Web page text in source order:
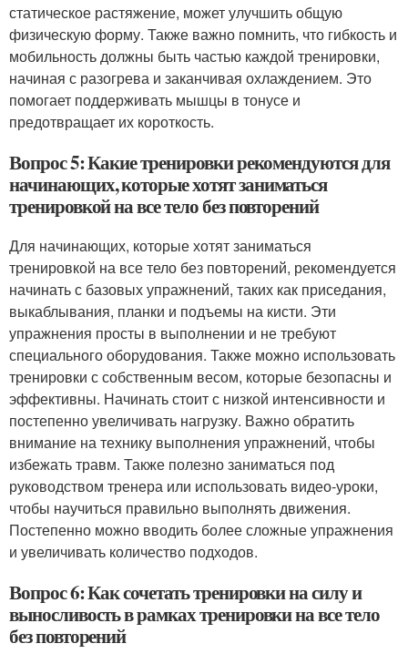
статическое растяжение, может улучшить общую
физическую форму. Также важно помнить, что гибкость и
мобильность должны быть частью каждой тренировки,
начиная с разогрева и заканчивая охлаждением. Это
помогает поддерживать мышцы в тонусе и
предотвращает их короткость.
Вопрос 5: Какие тренировки рекомендуются для
начинающих, которые хотят заниматься
тренировкой на все тело без повторений
Для начинающих, которые хотят заниматься
тренировкой на все тело без повторений, рекомендуется
начинать с базовых упражнений, таких как приседания,
выкаблывания, планки и подъемы на кисти. Эти
упражнения просты в выполнении и не требуют
специального оборудования. Также можно использовать
тренировки с собственным весом, которые безопасны и
эффективны. Начинать стоит с низкой интенсивности и
постепенно увеличивать нагрузку. Важно обратить
внимание на технику выполнения упражнений, чтобы
избежать травм. Также полезно заниматься под
руководством тренера или использовать видео-уроки,
чтобы научиться правильно выполнять движения.
Постепенно можно вводить более сложные упражнения
и увеличивать количество подходов.
Вопрос 6: Как сочетать тренировки на силу и
выносливость в рамках тренировки на все тело
без повторений